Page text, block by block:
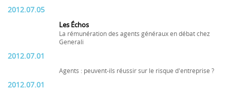
2012.07.05
Les Échos
La rémunération des agents généraux en débat chez
Generali
2012.07.01
Agents : peuvent-ils réussir sur le risque d'entreprise ?
2012.07.01